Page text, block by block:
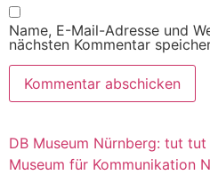
Name, E-Mail-Adresse und
nächsten Kommentar
DB Museum Nürnberg: tut
Museum für Kommunikation